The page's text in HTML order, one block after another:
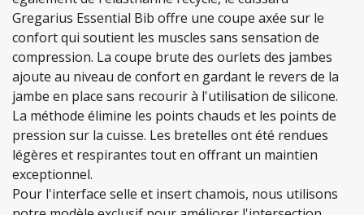
Gregarius Essential Bib offre une coupe axée sur le
confort qui soutient les muscles sans sensation de
compression. La coupe brute des ourlets des jambes
ajoute au niveau de confort en gardant le revers de la
jambe en place sans recourir à l'utilisation de silicone.
La méthode élimine les points chauds et les points de
pression sur la cuisse. Les bretelles ont été rendues
légères et respirantes tout en offrant un maintien
exceptionnel.
Pour l'interface selle et insert chamois, nous utilisons